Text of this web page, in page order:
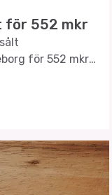
för 552 mkr
för 552 mkr